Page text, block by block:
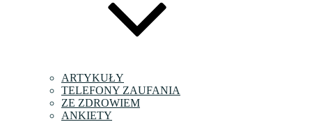
ARTYKUŁY
TELEFONY ZAUFANIA
ZE ZDROWIEM
ANKIETY